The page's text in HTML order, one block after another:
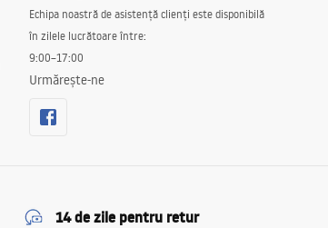
Echipa noastră de asistență clienți este disponibilă
în zilele lucrătoare între:
9:00–17:00
Urmărește-ne
14 de zile pentru retur